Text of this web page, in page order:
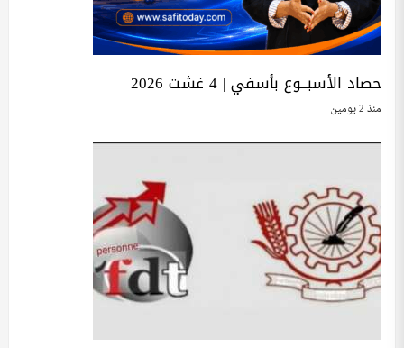
حصاد الأسبــوع بأسفي | 4 غشت 2026
منذ 2 يومين